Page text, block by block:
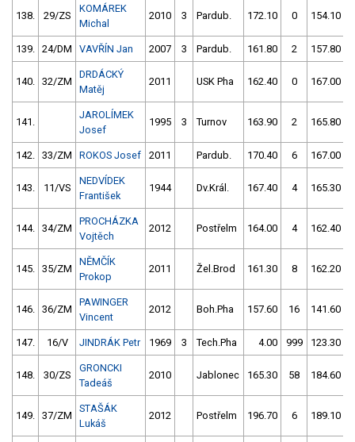
138. 29/ZS
KOMÁREK
Michal
2010 3 Pardub. 172.10 0 154.10
139. 24/DM VAVŘÍN Jan 2007 3 Pardub. 161.80 2 157.80
140. 32/ZM
DRDÁCKÝ
Matěj
2011 USK Pha 162.40 0 167.00
141.
JAROLÍMEK
Josef
1995 3 Turnov 163.90 2 165.80
142. 33/ZM ROKOS Josef 2011 Pardub. 170.40 6 167.00
143. 11/VS
NEDVÍDEK
František
1944 Dv.Král. 167.40 4 165.30
144. 34/ZM
PROCHÁZKA
Vojtěch
2012 Postřelm 164.00 4 162.40
145. 35/ZM
NĚMČÍK
Prokop
2011 Žel.Brod 161.30 8 162.20
146. 36/ZM
PAWINGER
Vincent
2012 Boh.Pha 157.60 16 141.60
147. 16/V JINDRÁK Petr 1969 3 Tech.Pha 4.00 999 123.30
148. 30/ZS
GRONCKI
Tadeáš
2010 Jablonec 165.30 58 184.60
149. 37/ZM
STAŠÁK
Lukáš
2012 Postřelm 196.70 6 189.10